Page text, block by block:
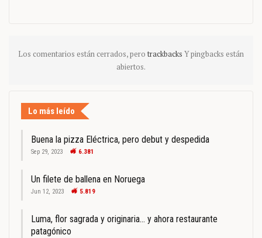
Los comentarios están cerrados, pero trackbacks Y pingbacks están
abiertos.
Lo más leído
Buena la pizza Eléctrica, pero debut y despedida
Sep 29, 2023 6.381
Un filete de ballena en Noruega
Jun 12, 2023 5.819
Luma, flor sagrada y originaria… y ahora restaurante
patagónico